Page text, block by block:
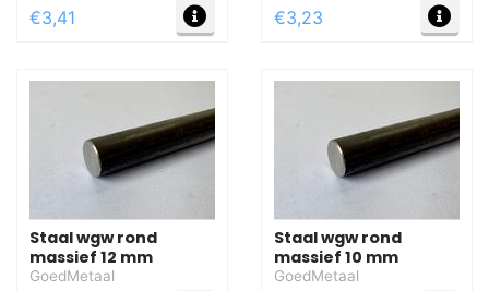
€3,41 MEER INFO
€3,23
Staal wgw rond
massief 12 mm
GoedMetaal
Staal wgw rond
massief 10 mm
GoedMetaal